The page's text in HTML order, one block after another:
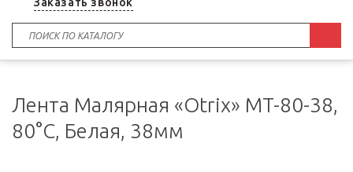
Лента Малярная «Otrix» MT-80-38,
80°С, Белая, 38мм